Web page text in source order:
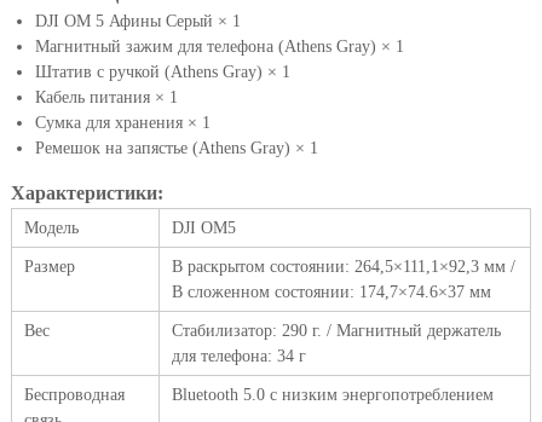
DJI OM 5 Афины Серый × 1
Магнитный зажим для телефона (Athens Gray) × 1
Штатив с ручкой (Athens Gray) × 1
Кабель питания × 1
Сумка для хранения × 1
Ремешок на запястье (Athens Gray) × 1
Характеристики:
Модель DJI OM5
Размер
В раскрытом состоянии: 264,5×111,1×92,3 мм /
В сложенном состоянии: 174,7×74.6×37 мм
Вес
Стабилизатор: 290 г. / Магнитный держатель
для телефона: 34 г
Беспроводная
Bluetooth 5.0 с низким энергопотреблением